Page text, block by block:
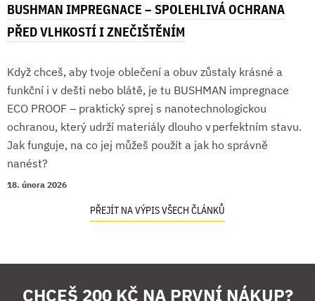
BUSHMAN IMPREGNACE – SPOLEHLIVÁ OCHRANA
PŘED VLHKOSTÍ I ZNEČIŠTĚNÍM
Když chceš, aby tvoje oblečení a obuv zůstaly krásné a
funkční i v dešti nebo blátě, je tu BUSHMAN impregnace
ECO PROOF – praktický sprej s nanotechnologickou
ochranou, který udrží materiály dlouho v perfektním stavu.
Jak funguje, na co jej můžeš použít a jak ho správně
nanést?
18. února 2026
PŘEJÍT NA VÝPIS VŠECH ČLÁNKŮ
CHCEŠ 200 KČ NA PRVNÍ NÁKUP?